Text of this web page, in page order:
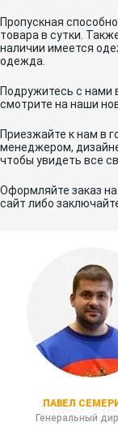
Пропускная
товара в сутки.
наличии имеется
одежда.
Подружитесь с нами
смотрите на наши
Приезжайте к нам в
менеджером,
чтобы увидеть все
Оформляйте заказ
сайт либо
ПАВЕЛ
Генеральный